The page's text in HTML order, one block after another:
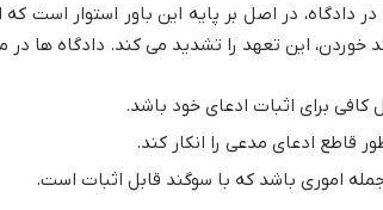
دادگاه، در اصل بر پایه این باور استوار است که
خوردن، این تعهد را تشدید می کند. دادگاه ها
کافی برای اثبات ادعای خود باشد.
قاطع ادعای مدعی را انکار کند.
اموری باشد که با سوگند قابل اثبات است.